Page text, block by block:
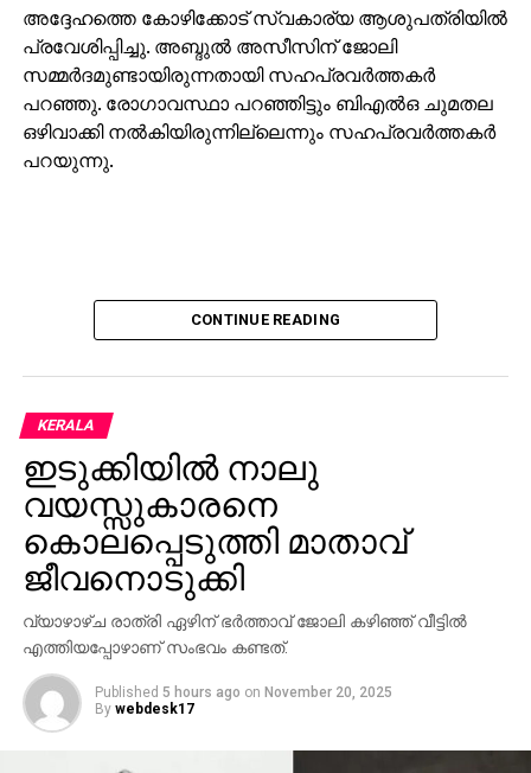
അദ്ദേഹത്തെ കോഴിക്കോട് സ്വകാര്യ ആശുപത്രിയില്‍
പ്രവേശിപ്പിച്ചു. അബ്ദുല്‍ അസീസിന് ജോലി
സമ്മര്‍ദമുണ്ടായിരുന്നതായി സഹപ്രവര്‍ത്തകര്‍
പറഞ്ഞു. രോഗാവസ്ഥാ പറഞ്ഞിട്ടും ബിഎല്‍ഒ ചുമതല
ഒഴിവാക്കി നല്‍കിയിരുന്നില്ലെന്നും സഹപ്രവര്‍ത്തകര്‍
പറയുന്നു.
CONTINUE READING
KERALA
ഇടുക്കിയില്‍ നാലു
വയസ്സുകാരനെ
കൊലപ്പെടുത്തി മാതാവ്
ജീവനൊടുക്കി
വ്യാഴാഴ്ച രാത്രി ഏഴിന് ഭര്‍ത്താവ് ജോലി കഴിഞ്ഞ് വീട്ടില്‍
എത്തിയപ്പോഴാണ് സംഭവം കണ്ടത്.
Published 5 hours ago on November 20, 2025
By webdesk17